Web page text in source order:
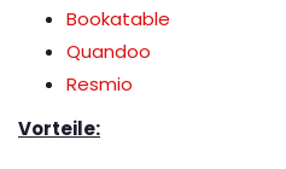
Bookatable
Quandoo
Resmio
Vorteile: